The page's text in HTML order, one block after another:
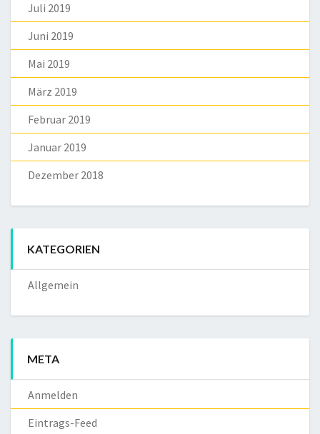
Juli 2019
Juni 2019
Mai 2019
März 2019
Februar 2019
Januar 2019
Dezember 2018
KATEGORIEN
Allgemein
META
Anmelden
Eintrags-Feed